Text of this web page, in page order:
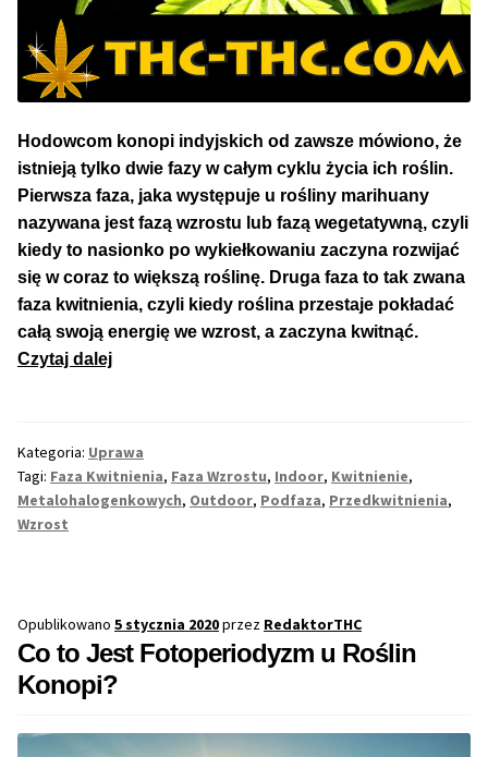
Hodowcom konopi indyjskich od zawsze mówiono, że
istnieją tylko dwie fazy w całym cyklu życia ich roślin.
Pierwsza faza, jaka występuje u rośliny marihuany
nazywana jest fazą wzrostu lub fazą wegetatywną, czyli
kiedy to nasionko po wykiełkowaniu zaczyna rozwijać
się w coraz to większą roślinę. Druga faza to tak zwana
faza kwitnienia, czyli kiedy roślina przestaje pokładać
całą swoją energię we wzrost, a zaczyna kwitnąć.
Czytaj dalejCała
Wzrostu
i
Kategoria: Uprawa
Tagi: Faza Kwitnienia, Faza Wzrostu, Indoor, Kwitnienie,
Metalohalogenkowych, Outdoor, Podfaza, Przedkwitnienia,
Wzrost
Opublikowano 5 stycznia 2020przez RedaktorTHC
Co to Jest Fotoperiodyzm u Roślin
Konopi?